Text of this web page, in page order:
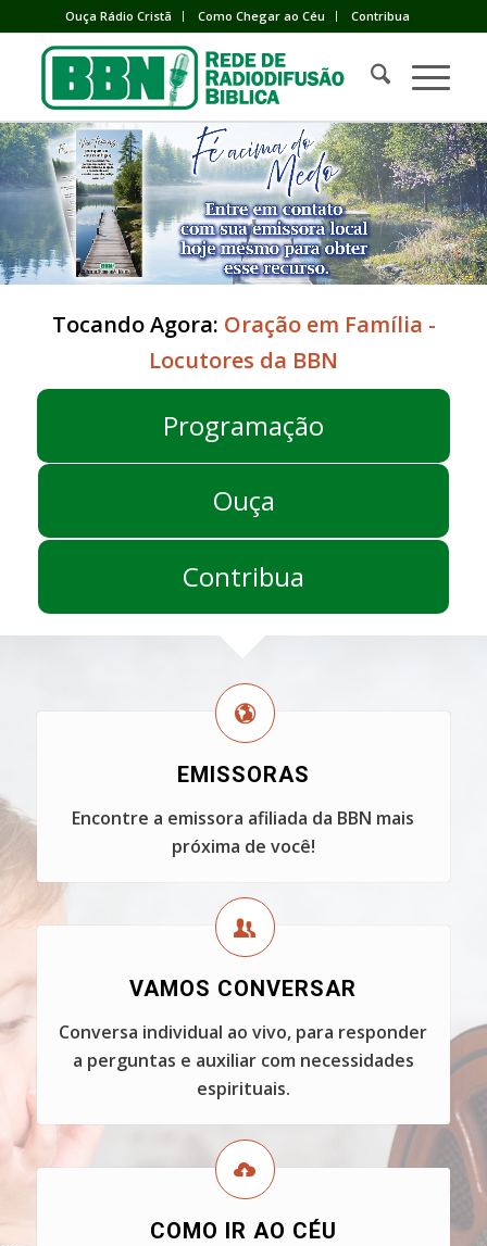
Ouça Rádio Cristã Como Chegar ao Céu Contribua
Tocando Agora: Oração em Família -
Locutores da BBN
Programação
Ouça
Contribua
EMISSORAS
Encontre a emissora afiliada da BBN mais
próxima de você!
VAMOS CONVERSAR
Conversa individual ao vivo, para responder
a perguntas e auxiliar com necessidades
espirituais.
COMO IR AO CÉU